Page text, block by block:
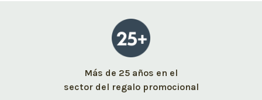
Más de 25 años en el
sector del regalo promocional